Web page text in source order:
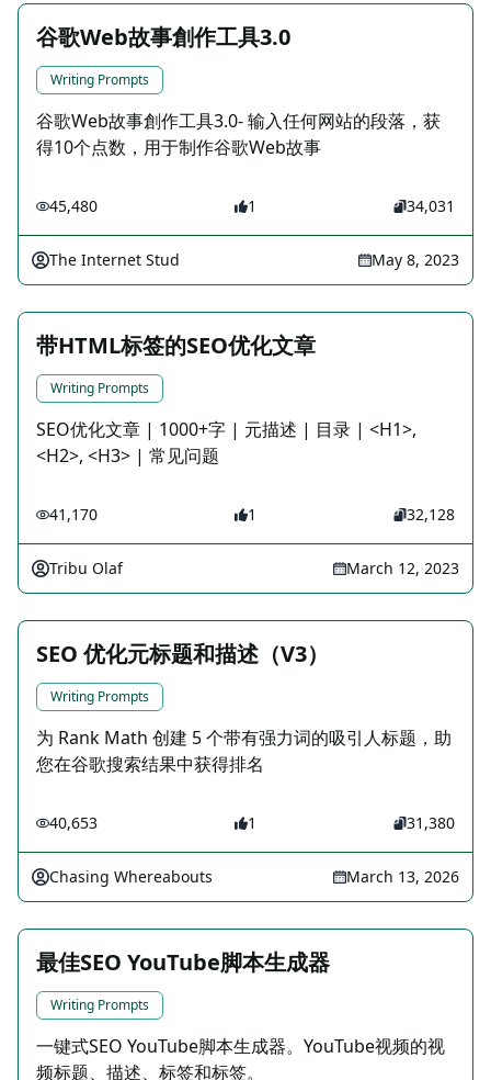
谷歌Web故事創作工具3.0
Writing Prompts
谷歌Web故事創作工具3.0- 输入任何网站的段落，获
得10个点数，用于制作谷歌Web故事
45,480 1 34,031
The Internet Stud May 8, 2023
带HTML标签的SEO优化文章
Writing Prompts
SEO优化文章 | 1000+字 | 元描述 | 目录 | <H1>,
<H2>, <H3> | 常见问题
41,170 1 32,128
Tribu Olaf March 12, 2023
SEO 优化元标题和描述（V3）
Writing Prompts
为 Rank Math 创建 5 个带有强力词的吸引人标题，助
您在谷歌搜索结果中获得排名
40,653 1 31,380
Chasing Whereabouts March 13, 2026
最佳SEO YouTube脚本生成器
Writing Prompts
一键式SEO YouTube脚本生成器。YouTube视频的视
频标题、描述、标签和标签。